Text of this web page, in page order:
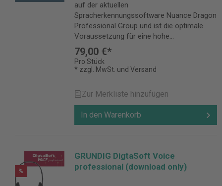
auf der aktuellen
Spracherkennungssoftware Nuance Dragon
Professional Group und ist die optimale
Voraussetzung für eine hohe
Erkennungsgenauigkeit.
79,00 €*
Pro Stück
* zzgl. MwSt. und Versand
Zur Merkliste hinzufügen
In den Warenkorb
%
GRUNDIG DigtaSoft Voice
professional (download only)